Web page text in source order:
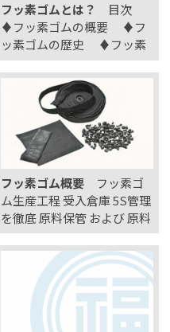
フッ素ゴムとは？
目次
♦フッ素ゴムの概要 ♦フ
ッ素ゴムの歴史 ♦フッ素
ゴムの特徴 ♦プリコンパ
ウンドとフルコンパウンド
♦用途・分野紹介 フッ素
ゴムの概要 …
フッ素ゴム概要 フッ素ゴ
ム生産工程 受入倉庫 5S管理
を徹底 原料保管 および 原料
計量 入荷・検品後、原料の
特性に合わせて倉庫にて保
管。FIFO管理もしておりま
す プログラム制御されたバ
ーコードシステムによる計
量実施 生産機 22イン…